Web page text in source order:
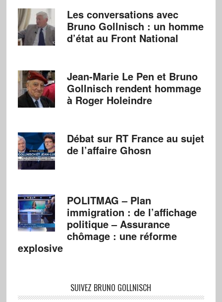
Les conversations avec
Bruno Gollnisch : un homme
d’état au Front National
Jean-Marie Le Pen et Bruno
Gollnisch rendent hommage
à Roger Holeindre
Débat sur RT France au sujet
de l’affaire Ghosn
POLITMAG – Plan
immigration : de l’affichage
politique – Assurance
chômage : une réforme
explosive
SUIVEZ BRUNO GOLLNISCH